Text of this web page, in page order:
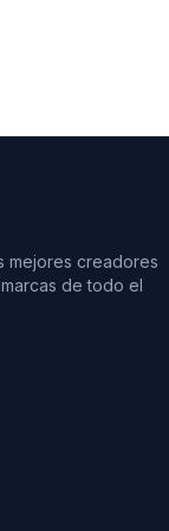
mejores creadores
de todo el